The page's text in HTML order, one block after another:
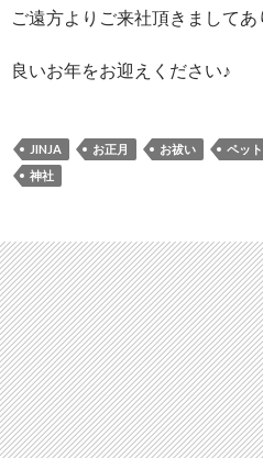
ご遠方よりご来社頂きましてあ
良いお年をお迎えください♪
JINJA お正月 お祓い ペット
神社